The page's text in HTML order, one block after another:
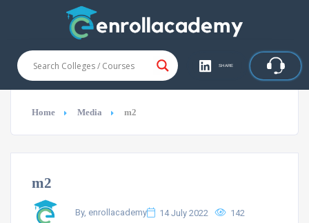
SHARE
Home Media m2
m2
By, enrollacademy 14 July 2022 142